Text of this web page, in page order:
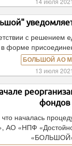
уведомляет
с решением
в форме
БОЛЬШОЙ АО
13 июля 2021
фондов
началась
АО «НПФ